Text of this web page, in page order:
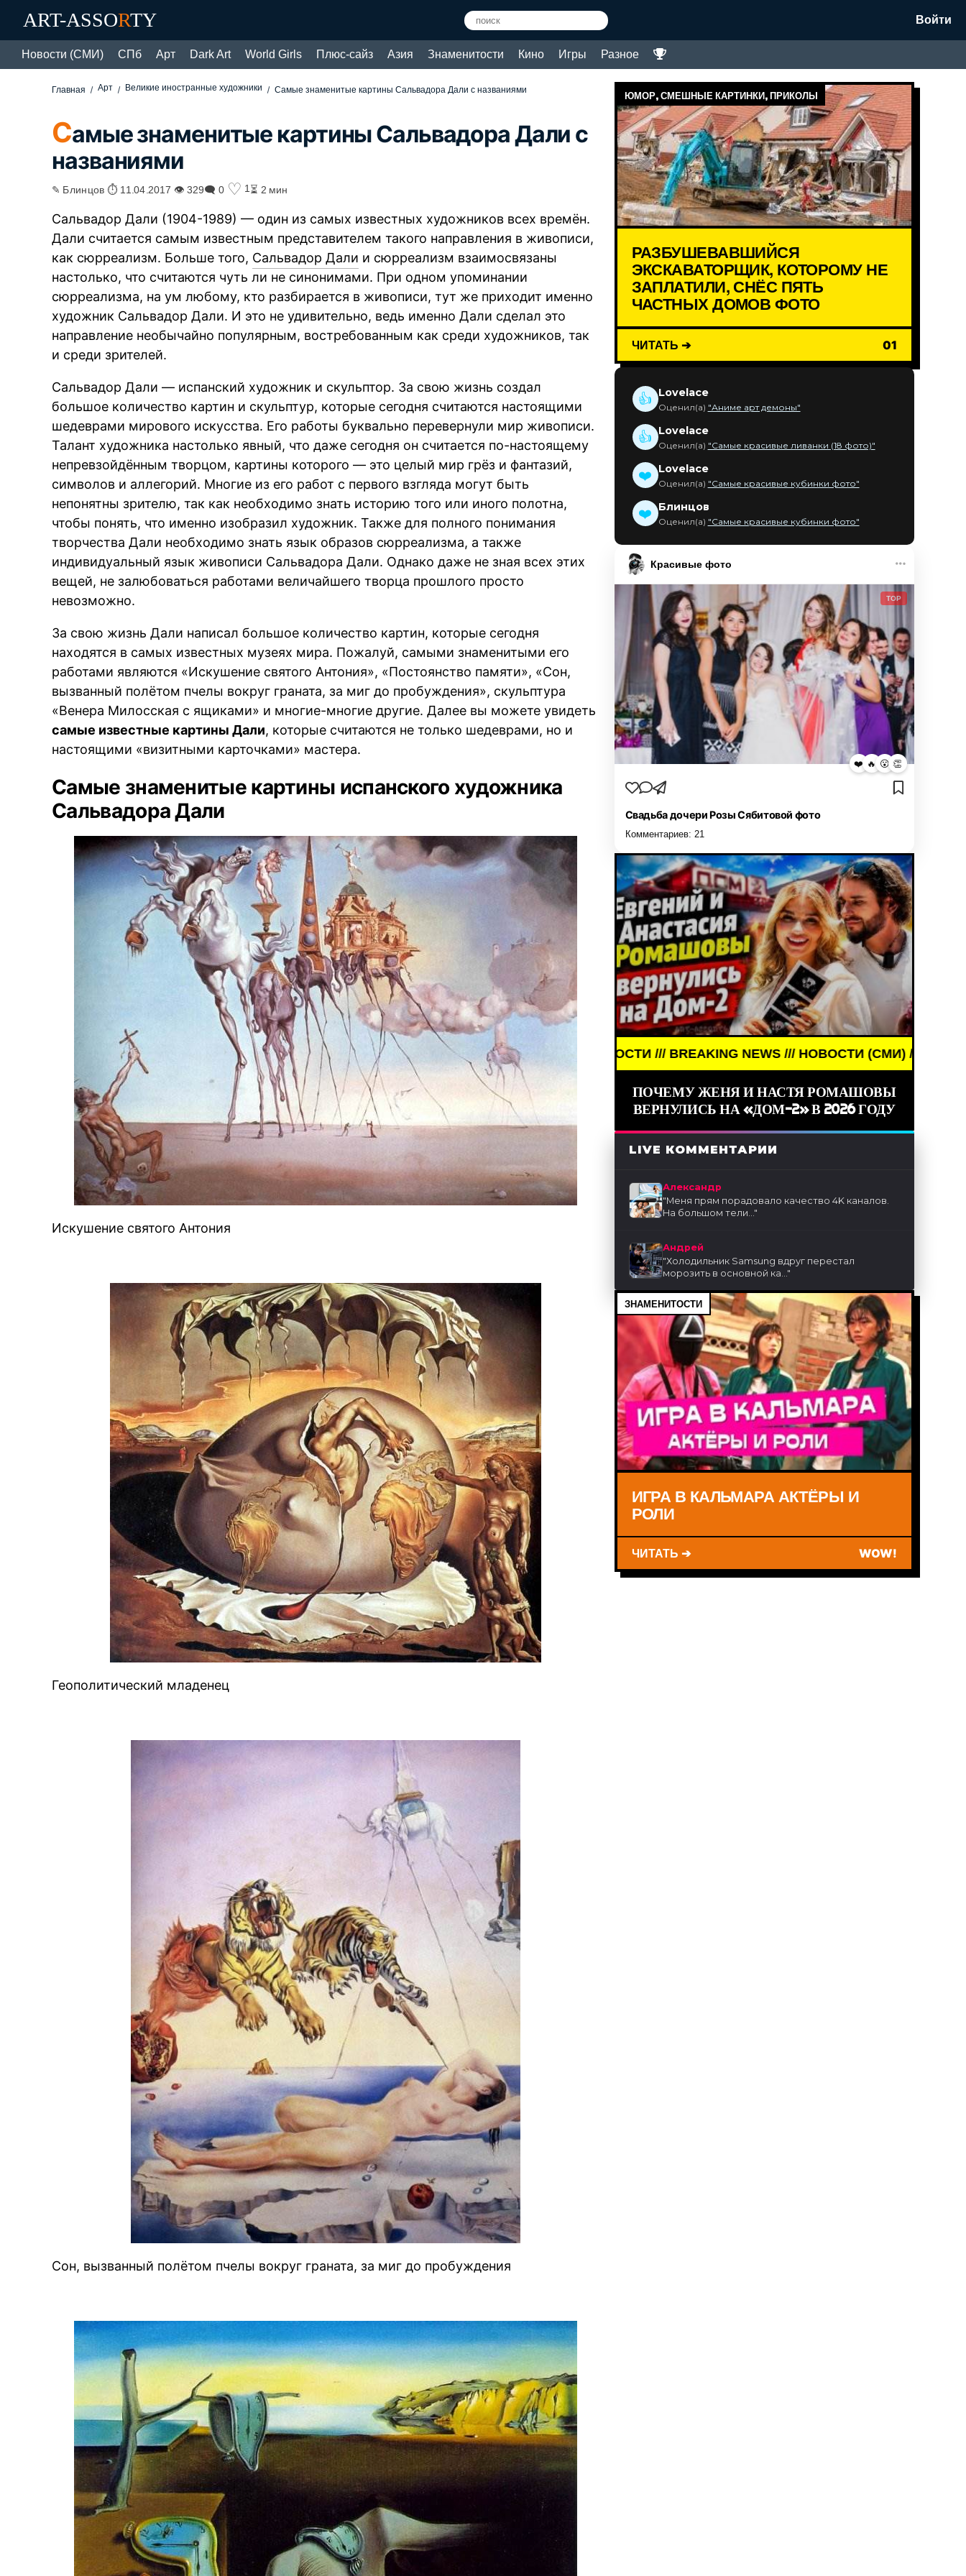
ART-ASSORTY Войти
Новости (СМИ) СПб Арт Dark Art World Girls Плюс-сайз Азия Знаменитости Кино Игры Разное
Главная Арт Великие иностранные художники Самые знаменитые картины Сальвадора Дали с названиями
Самые знаменитые картины Сальвадора Дали с
названиями
✎ Блинцов ⏱ 11.04.2017 👁 329🗨 0 ♡ 1 ⏳ 2 мин
Сальвадор Дали (1904-1989) — один из самых известных художников всех времён.
Дали считается самым известным представителем такого направления в живописи,
как сюрреализм. Больше того, Сальвадор Дали и сюрреализм взаимосвязаны
настолько, что считаются чуть ли не синонимами. При одном упоминании
сюрреализма, на ум любому, кто разбирается в живописи, тут же приходит именно
художник Сальвадор Дали. И это не удивительно, ведь именно Дали сделал это
направление необычайно популярным, востребованным как среди художников, так
и среди зрителей.
Сальвадор Дали — испанский художник и скульптор. За свою жизнь создал
большое количество картин и скульптур, которые сегодня считаются настоящими
шедеврами мирового искусства. Его работы буквально перевернули мир живописи.
Талант художника настолько явный, что даже сегодня он считается по-настоящему
непревзойдённым творцом, картины которого — это целый мир грёз и фантазий,
символов и аллегорий. Многие из его работ с первого взгляда могут быть
непонятны зрителю, так как необходимо знать историю того или иного полотна,
чтобы понять, что именно изобразил художник. Также для полного понимания
творчества Дали необходимо знать язык образов сюрреализма, а также
индивидуальный язык живописи Сальвадора Дали. Однако даже не зная всех этих
вещей, не залюбоваться работами величайшего творца прошлого просто
невозможно.
За свою жизнь Дали написал большое количество картин, которые сегодня
находятся в самых известных музеях мира. Пожалуй, самыми знаменитыми его
работами являются «Искушение святого Антония», «Постоянство памяти», «Сон,
вызванный полётом пчелы вокруг граната, за миг до пробуждения», скульптура
«Венера Милосская с ящиками» и многие-многие другие. Далее вы можете увидеть
самые известные картины Дали, которые считаются не только шедеврами, но и
настоящими «визитными карточками» мастера.
Самые знаменитые картины испанского художника
Сальвадора Дали
Искушение святого Антония
Геополитический младенец
Сон, вызванный полётом пчелы вокруг граната, за миг до пробуждения
ЮМОР, СМЕШНЫЕ КАРТИНКИ, ПРИКОЛЫ
РАЗБУШЕВАВШИЙСЯ
ЭКСКАВАТОРЩИК, КОТОРОМУ НЕ
ЗАПЛАТИЛИ, СНЁС ПЯТЬ
ЧАСТНЫХ ДОМОВ ФОТО
ЧИТАТЬ ➔ 01
👍 Lovelace
Оценил(а) "Аниме арт демоны"
👍 Lovelace
Оценил(а) "Самые красивые ливанки (18 фото)"
❤️ Lovelace
Оценил(а) "Самые красивые кубинки фото"
❤️ Блинцов
Оценил(а) "Самые красивые кубинки фото"
Красивые фото
TOP
❤️ 🔥 😮 👏
Свадьба дочери Розы Сябитовой фото
Комментариев: 21
BREAKING NEWS /// НОВОСТИ (СМИ) /// СВЕЖИЕ НОВОСТИ /// BREAKING NEWS /// НОВОСТИ (СМИ) /// СВЕЖИЕ НОВОСТИ ///
ПОЧЕМУ ЖЕНЯ И НАСТЯ РОМАШОВЫ
ВЕРНУЛИСЬ НА «ДОМ-2» В 2026 ГОДУ
LIVE КОММЕНТАРИИ
Александр
"Меня прям порадовало качество 4K каналов.
На большом тели..."
Андрей
"Холодильник Samsung вдруг перестал
морозить в основной ка..."
ЗНАМЕНИТОСТИ
ИГРА В КАЛЬМАРА АКТЁРЫ И
РОЛИ
ЧИТАТЬ ➔ WOW!